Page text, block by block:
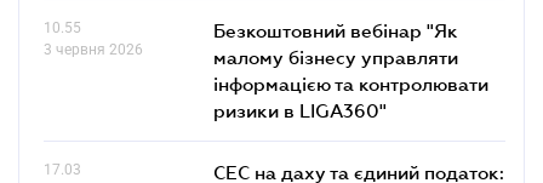
10.55
3 червня 2026
Безкоштовний вебінар "Як
малому бізнесу управляти
інформацією та контролювати
ризики в LIGA360"
17.03
СЕС на даху та єдиний податок: